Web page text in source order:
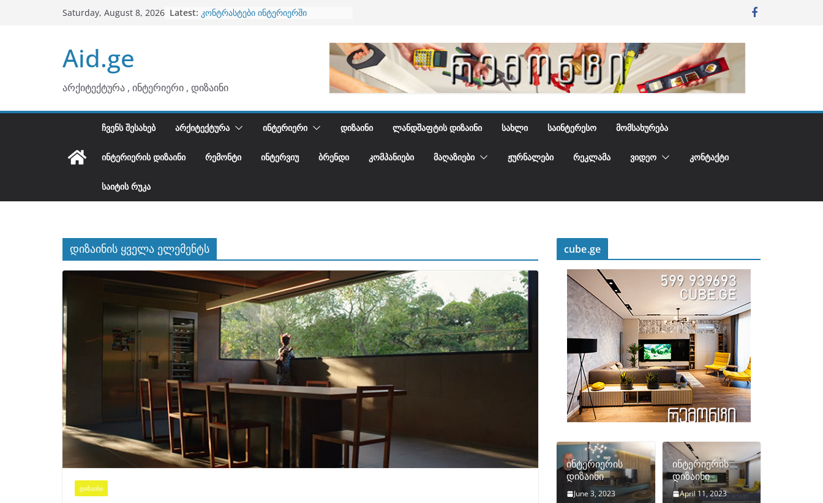
Saturday, August 8, 2026 Latest: კონტრასტები ინტერიერში
Aid.ge
არქიტექტურა , ინტერიერი , დიზაინი
ᲩᲕᲔᲜᲡ ᲨᲔᲡᲐᲮᲔᲑ ᲐᲠᲥᲘᲢᲔᲥᲢᲣᲠᲐ ᲘᲜᲢᲔᲠᲘᲔᲠᲘ ᲓᲘᲖᲐᲘᲜᲘ ᲚᲐᲜᲓᲨᲐᲤᲢᲘᲡ ᲓᲘᲖᲐᲘᲜᲘ ᲡᲐᲮᲚᲘ ᲡᲐᲘᲜᲢᲔᲠᲔᲡᲝ ᲛᲝᲛᲡᲐᲮᲣᲠᲔᲑᲐ
ᲘᲜᲢᲔᲠᲘᲔᲠᲘᲡ ᲓᲘᲖᲐᲘᲜᲘ ᲠᲔᲛᲝᲜᲢᲘ ᲘᲜᲢᲔᲠᲕᲘᲣ ᲑᲠᲔᲜᲓᲘ ᲙᲝᲛᲞᲐᲜᲘᲔᲑᲘ ᲛᲐᲦᲐᲖᲘᲔᲑᲘ ᲟᲣᲠᲜᲐᲚᲔᲑᲘ ᲠᲔᲙᲚᲐᲛᲐ ᲕᲘᲓᲔᲝ ᲙᲝᲜᲢᲐᲥᲢᲘ
ᲡᲐᲘᲢᲘᲡ ᲠᲣᲙᲐ
დიზაინის ყველა ელემენტს
ᲓᲘᲖᲐᲘᲜᲘ
cube.ge
ინტერიერის
დიზაინი
June 3, 2023
ინტერიერის
დიზაინი
April 11, 2023